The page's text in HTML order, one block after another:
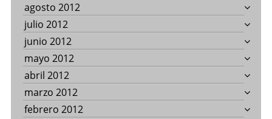
agosto 2012
julio 2012
junio 2012
mayo 2012
abril 2012
marzo 2012
febrero 2012